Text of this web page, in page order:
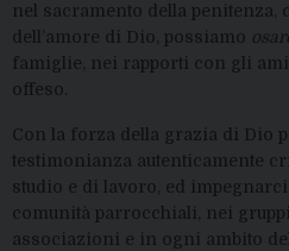
nel sacramento della
dell’amore di Dio, possiamo
famiglie, nei rapporti con gli
offeso.
Con la forza della grazia di Dio
testimonianza autenticamente
studio e di lavoro, ed
comunità parrocchiali, nei
associazioni e in ogni ambito